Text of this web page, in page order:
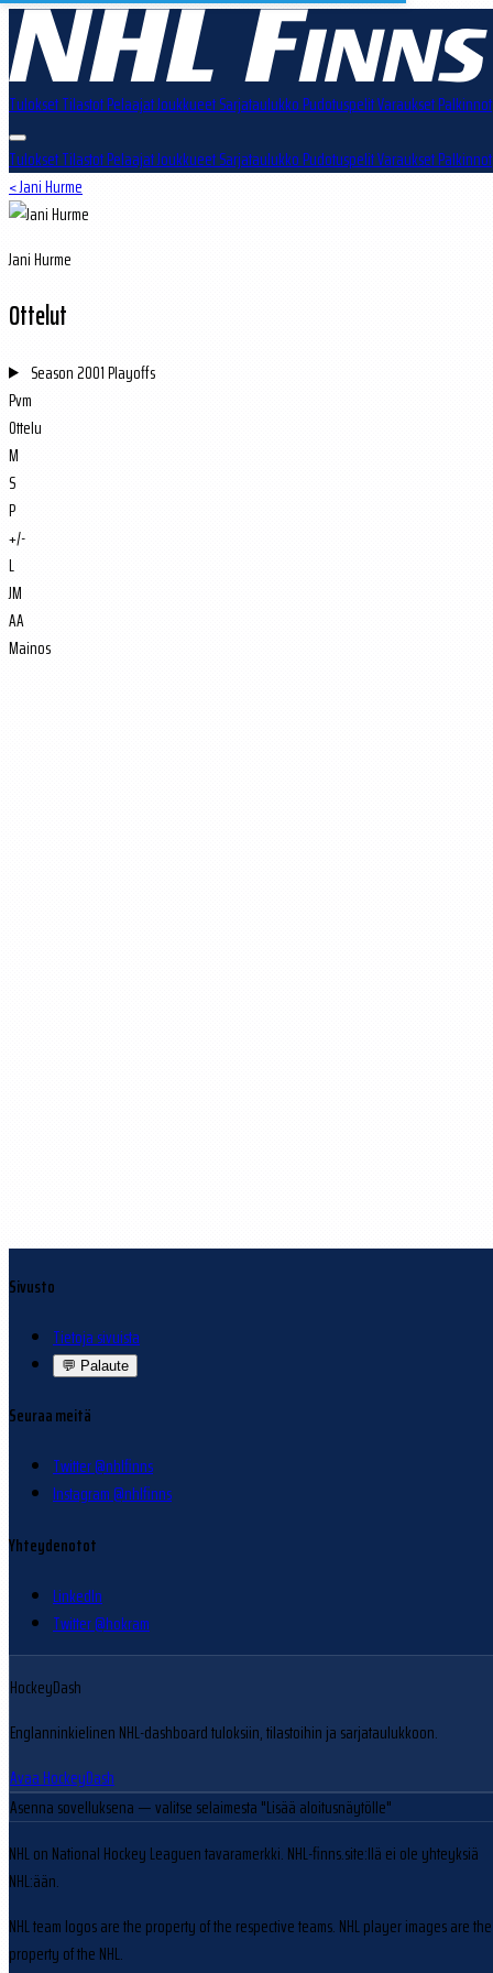
TuloksetTilastotPelaajatJoukkueetSarjataulukkoPudotuspelitVarauksetPalkinnot
TuloksetTilastotPelaajatJoukkueetSarjataulukkoPudotuspelitVarauksetPalkinnot
< Jani Hurme
Jani Hurme
Ottelut
Season2001 Playoffs
Pvm
Ottelu
M
S
P
+/-
L
JM
AA
Mainos
Sivusto
Tietoja sivuista
💬 Palaute
Seuraa meitä
Twitter @nhlfinns
Instagram @nhlfinns
Yhteydenotot
LinkedIn
Twitter @hokram
HockeyDash
Englanninkielinen NHL-dashboard tuloksiin, tilastoihin ja sarjataulukkoon.
Avaa HockeyDash
Asenna sovelluksena — valitse selaimesta "Lisää aloitusnäytölle"
NHL on National Hockey Leaguen tavaramerkki. NHL-finns.site:llä ei ole yhteyksiä
NHL:ään.
NHL team logos are the property of the respective teams. NHL player images are the
property of the NHL.